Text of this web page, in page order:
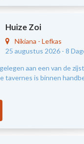
Huize Zoi
Nikiana -Lefkas
25 augustus 2026 -8
aan een van de
tavernes is binnen